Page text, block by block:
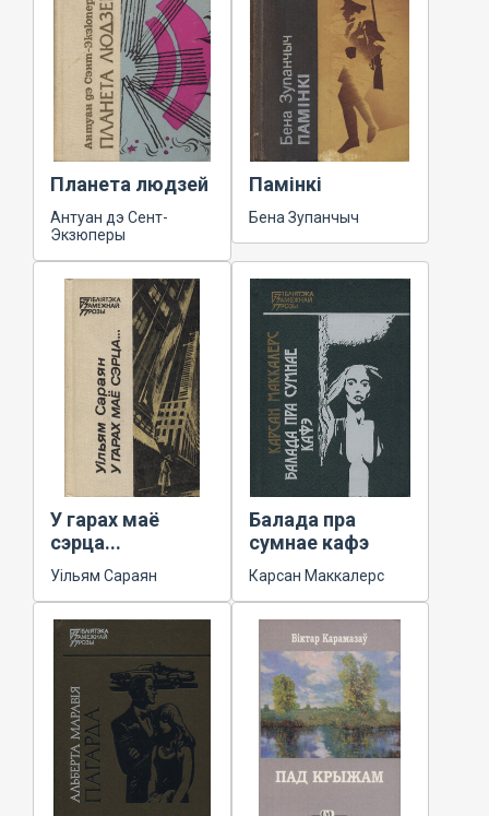
Планета людзей
Антуан дэ Сент-
Экзюперы
Памінкі
Бена Зупанчыч
У гарах маё
сэрца...
Уільям Сараян
Балада пра
сумнае кафэ
Карсан Маккалерс